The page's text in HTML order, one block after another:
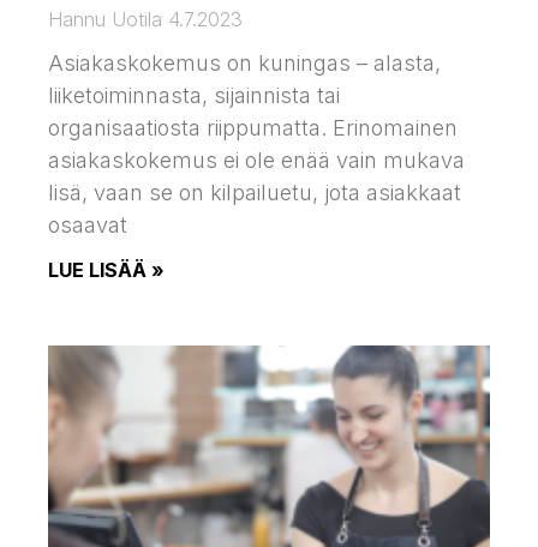
Hannu Uotila 4.7.2023
Asiakaskokemus on kuningas – alasta,
liiketoiminnasta, sijainnista tai
organisaatiosta riippumatta. Erinomainen
asiakaskokemus ei ole enää vain mukava
lisä, vaan se on kilpailuetu, jota asiakkaat
osaavat
LUE LISÄÄ »